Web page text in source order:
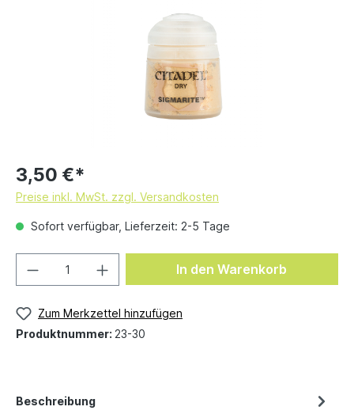
3,50 €*
Preise inkl. MwSt. zzgl. Versandkosten
Sofort verfügbar, Lieferzeit: 2-5 Tage
In den Warenkorb
Zum Merkzettel hinzufügen
Produktnummer: 23-30
Beschreibung